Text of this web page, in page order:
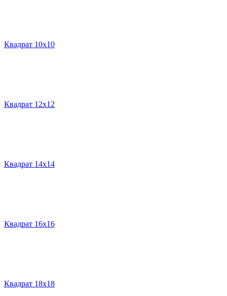
Квадрат 10х10
Квадрат 12х12
Квадрат 14х14
Квадрат 16х16
Квадрат 18х18